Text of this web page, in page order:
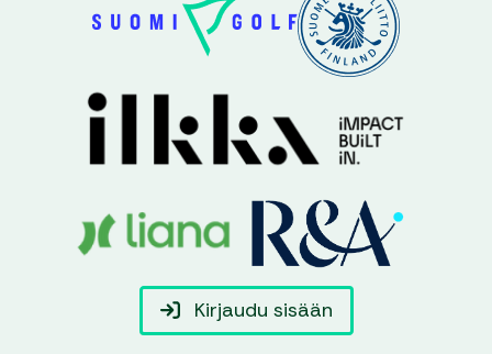
Kirjaudu sisään